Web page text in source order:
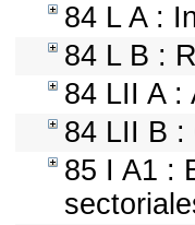
84 L A :
84 L B :
84 LII A :
84 LII B :
85 I A1 :